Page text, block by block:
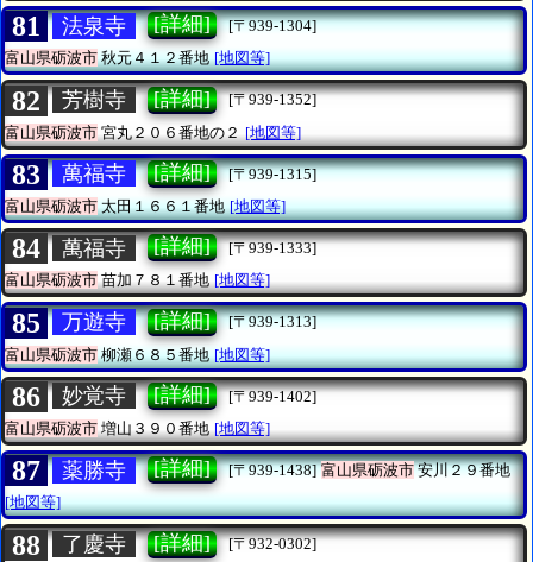
81 法泉寺 [詳細]
[〒939-1304]
富山県砺波市秋元４１２番地 [地図等]
82 芳樹寺 [詳細]
[〒939-1352]
富山県砺波市 宮丸２０６番地の２ [地図等]
83 萬福寺 [詳細]
[〒939-1315]
富山県砺波市太田１６６１番地 [地図等]
84 萬福寺 [詳細]
[〒939-1333]
富山県砺波市苗加７８１番地 [地図等]
85 万遊寺 [詳細]
[〒939-1313]
富山県砺波市柳瀬６８５番地 [地図等]
86 妙覚寺 [詳細]
[〒939-1402]
富山県砺波市 増山３９０番地 [地図等]
87 薬勝寺 [詳細] [〒939-1438] 富山県砺波市安川２９番地
[地図等]
88 了慶寺 [詳細]
[〒932-0302]